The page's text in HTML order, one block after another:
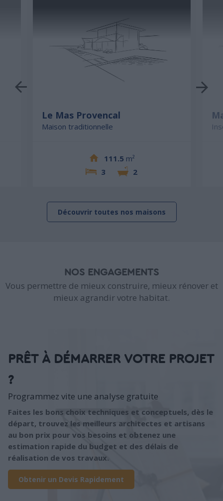
Le Mas Provencal
Maison traditionnelle
111.5 m²
3
2
Découvrir toutes nos maisons
NOS ENGAGEMENTS
Vous permettre de mieux construire, mieux rénover et
mieux agrandir votre habitat.
PRÊT À DÉMARRER VOTRE PROJET
?
Programmez vite une analyse gratuite
Faites les bons choix techniques et conceptuels, dès le
départ, trouvez les meilleurs architectes et artisans
au bon prix pour vos besoins et obtenez une
estimation rapide du budget et des délais de
réalisation de vos travaux.
Obtenir un Devis Rapidement